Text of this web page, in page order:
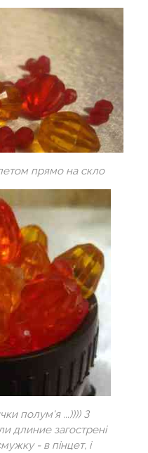
прямо на скло
полум'я ...)))) З
длиние загострені
- в пінцет, і